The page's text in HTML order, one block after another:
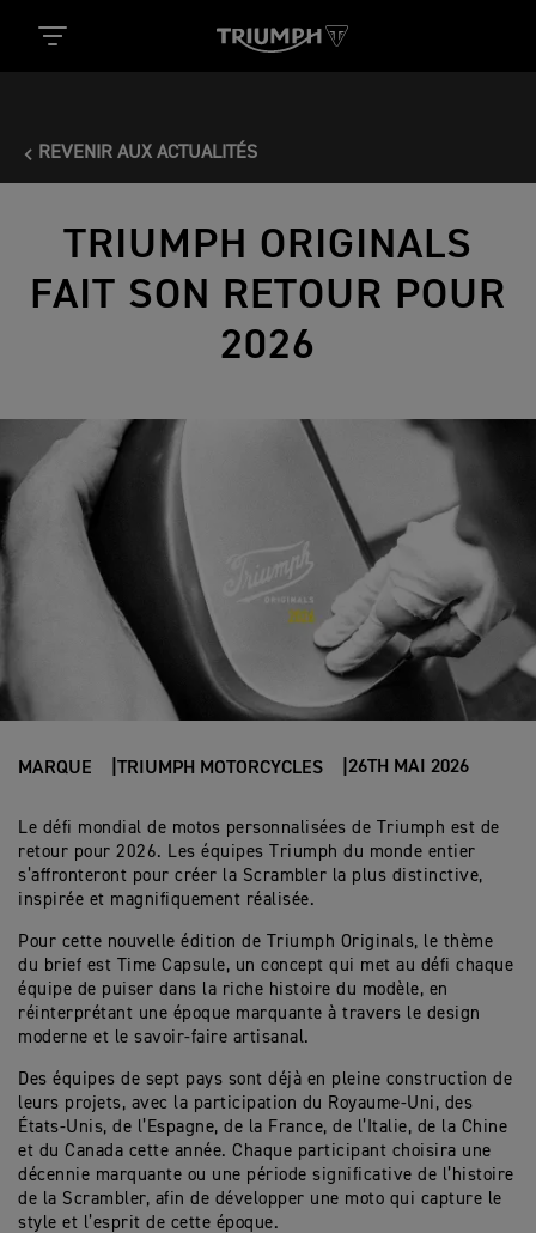
REVENIR AUX ACTUALITÉS
TRIUMPH ORIGINALS
FAIT SON RETOUR POUR
2026
MARQUE TRIUMPH MOTORCYCLES 26TH MAI 2026
Le défi mondial de motos personnalisées de Triumph est de
retour pour 2026. Les équipes Triumph du monde entier
s’affronteront pour créer la Scrambler la plus distinctive,
inspirée et magnifiquement réalisée.
Pour cette nouvelle édition de Triumph Originals, le thème
du brief est Time Capsule, un concept qui met au défi chaque
équipe de puiser dans la riche histoire du modèle, en
réinterprétant une époque marquante à travers le design
moderne et le savoir-faire artisanal.
Des équipes de sept pays sont déjà en pleine construction de
leurs projets, avec la participation du Royaume-Uni, des
États-Unis, de l’Espagne, de la France, de l’Italie, de la Chine
et du Canada cette année. Chaque participant choisira une
décennie marquante ou une période significative de l’histoire
de la Scrambler, afin de développer une moto qui capture le
style et l’esprit de cette époque.